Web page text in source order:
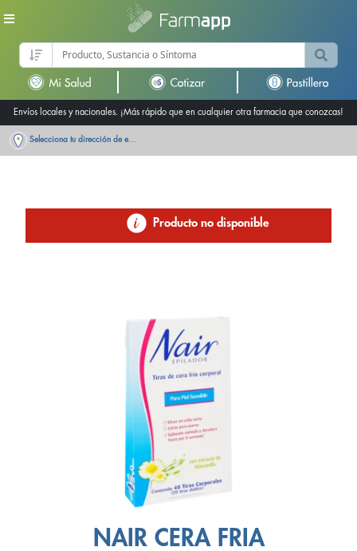
Envíos locales y nacionales. ¡Más rápido que en cualquier otra farmacia que conozcas!
Selecciona tu dirección de entrega
Producto no disponible
NAIR CERA FRIA